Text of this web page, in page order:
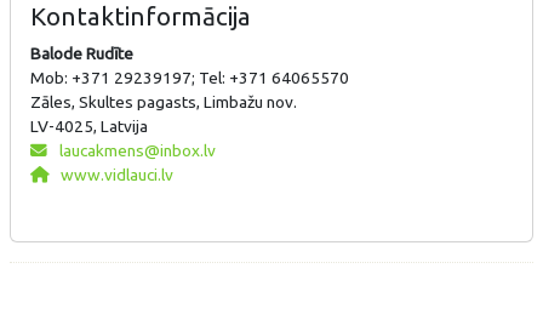
Kontaktinformācija
Balode Rudīte
Mob: +371 29239197; Tel: +371 64065570
Zāles, Skultes pagasts, Limbažu nov.
LV-4025, Latvija
laucakmens@inbox.lv
www.vidlauci.lv